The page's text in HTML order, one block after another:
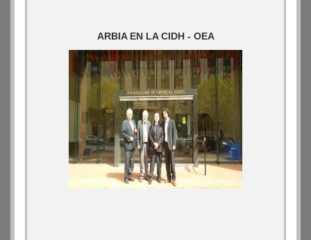
ARBIA EN LA CIDH - OEA